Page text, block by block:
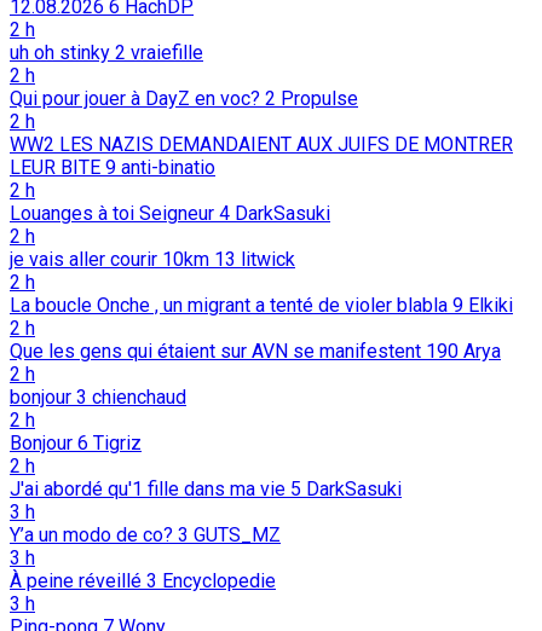
12.08.2026 6 HachDP
2 h
uh oh stinky 2 vraiefille
2 h
Qui pour jouer à DayZ en voc? 2 Propulse
2 h
WW2 LES NAZIS DEMANDAIENT AUX JUIFS DE MONTRER
LEUR BITE 9 anti-binatio
2 h
Louanges à toi Seigneur 4 DarkSasuki
2 h
je vais aller courir 10km 13 litwick
2 h
La boucle Onche , un migrant a tenté de violer blabla 9 Elkiki
2 h
Que les gens qui étaient sur AVN se manifestent 190 Arya
2 h
bonjour 3 chienchaud
2 h
Bonjour 6 Tigriz
2 h
J'ai abordé qu'1 fille dans ma vie 5 DarkSasuki
3 h
Y’a un modo de co? 3 GUTS_MZ
3 h
À peine réveillé 3 Encyclopedie
3 h